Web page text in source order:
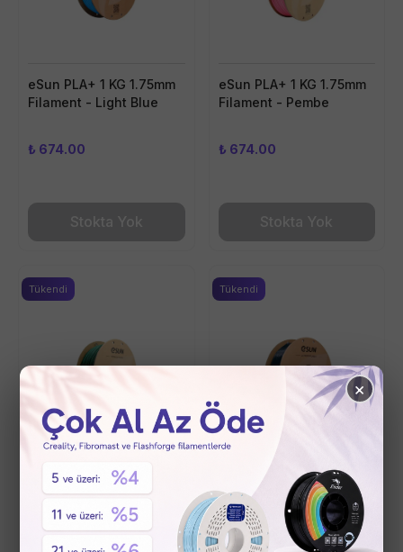
eSun PLA+ 1 KG 1.75mm
Filament - Light Blue
₺ 674.00
Stokta Yok
eSun PLA+ 1 KG 1.75mm
Filament - Pembe
₺ 674.00
Stokta Yok
eSun PLA+ 1 KG 1.75mm
Filament - Pine Green
Tükendi
eSun PLA+ 1 KG 1.75mm
Filament - Siyah
Tükendi
₺ 674.00
×